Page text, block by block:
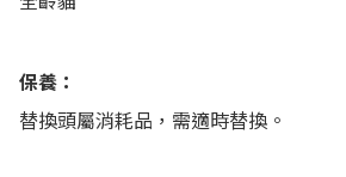
保養：
替換頭屬消耗品，需適時替換。